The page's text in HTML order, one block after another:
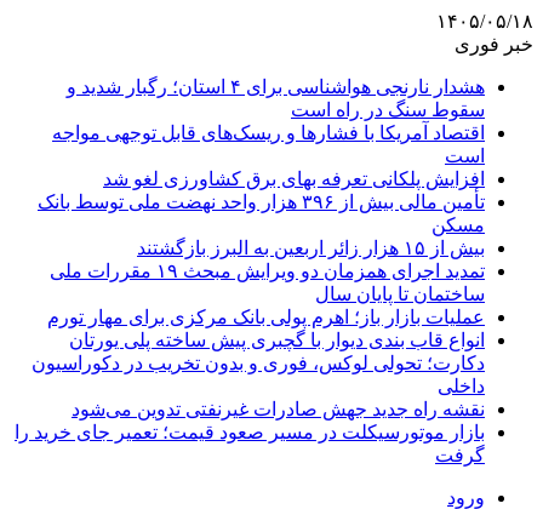
۱۴۰۵/۰۵/۱۸
خبر فوری
هشدار نارنجی هواشناسی برای ۴ استان؛ رگبار شدید و
سقوط سنگ در راه است
اقتصاد آمریکا با فشارها و ریسک‌های قابل توجهی مواجه
است
افزایش پلکانی تعرفه بهای برق کشاورزی لغو شد
تأمین مالی بیش از ۳۹۶ هزار واحد نهضت ملی توسط بانک
مسکن
بیش از ۱۵ هزار زائر اربعین به البرز بازگشتند
تمدید اجرای همزمان دو ویرایش مبحث ۱۹ مقررات ملی
ساختمان تا پایان سال
عملیات بازار باز؛ اهرم پولی بانک مرکزی برای مهار تورم
انواع قاب بندی دیوار با گچبری پیش ساخته پلی یورتان
دکارت؛ تحولی لوکس، فوری و بدون تخریب در دکوراسیون
داخلی
نقشه راه جدید جهش صادرات غیرنفتی تدوین می‌شود
بازار موتورسیکلت در مسیر صعود قیمت؛ تعمیر جای خرید را
گرفت
ورود